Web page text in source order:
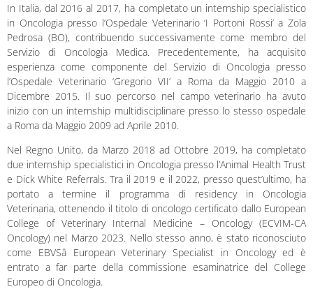
In Italia, dal 2016 al 2017, ha completato un internship specialistico
in Oncologia presso l’Ospedale Veterinario ‘I Portoni Rossi’ a Zola
Pedrosa (BO), contribuendo successivamente come membro del
Servizio di Oncologia Medica. Precedentemente, ha acquisito
esperienza come componente del Servizio di Oncologia presso
l’Ospedale Veterinario ‘Gregorio VII’ a Roma da Maggio 2010 a
Dicembre 2015. Il suo percorso nel campo veterinario ha avuto
inizio con un internship multidisciplinare presso lo stesso ospedale
a Roma da Maggio 2009 ad Aprile 2010.
Nel Regno Unito, da Marzo 2018 ad Ottobre 2019, ha completato
due internship specialistici in Oncologia presso l’Animal Health Trust
e Dick White Referrals. Tra il 2019 e il 2022, presso quest’ultimo, ha
portato a termine il programma di residency in Oncologia
Veterinaria, ottenendo il titolo di oncologo certificato dallo European
College of Veterinary Internal Medicine – Oncology (ECVIM-CA
Oncology) nel Marzo 2023. Nello stesso anno, è stato riconosciuto
come EBVSâ European Veterinary Specialist in Oncology ed è
entrato a far parte della commissione esaminatrice del College
Europeo di Oncologia.